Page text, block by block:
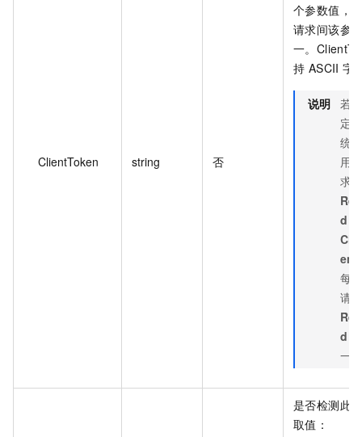
ClientToken string 否
个参数值，
请求间该参
一。
持 ASCII 字
说明 若
定
统
用
求的
d
en
每
请
d
一
是否检测此
取值：